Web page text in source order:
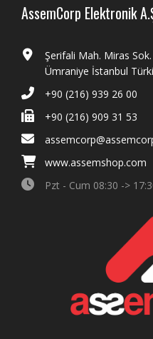
AssemCorp Elektronik
Şerifali Mah. Miras
Ümraniye İstanbul
+90 (216) 939 26 00
+90 (216) 909 31 53
www.assemshop.com
Pzt - Cum 08:30 ->